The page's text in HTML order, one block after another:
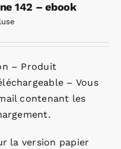
142 – ebook
– Produit
– Vous
contenant les
la version papier